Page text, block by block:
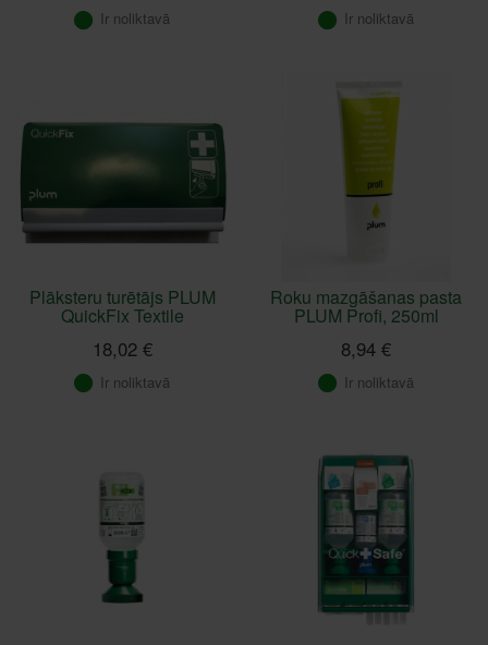
Ir noliktavā Ir noliktavā
Plāksteru turētājs PLUM
QuickFix Textile
18,02 €
Ir noliktavā
Roku mazgāšanas pasta
PLUM Profi, 250ml
8,94 €
Ir noliktavā